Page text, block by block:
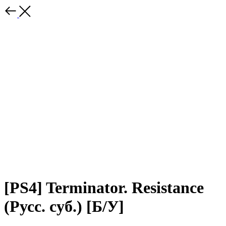
[PS4] Terminator. Resistance
(Русс. суб.) [Б/У]